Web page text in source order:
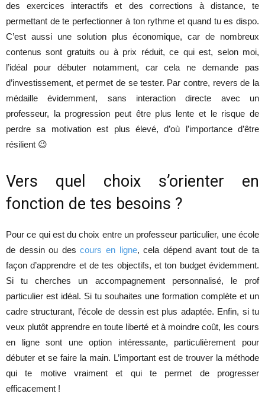
des exercices interactifs et des corrections à distance, te
permettant de te perfectionner à ton rythme et quand tu es dispo.
C’est aussi une solution plus économique, car de nombreux
contenus sont gratuits ou à prix réduit, ce qui est, selon moi,
l’idéal pour débuter notamment, car cela ne demande pas
d’investissement, et permet de se tester. Par contre, revers de la
médaille évidemment, sans interaction directe avec un
professeur, la progression peut être plus lente et le risque de
perdre sa motivation est plus élevé, d’où l’importance d’être
résilient 😉
Vers quel choix s’orienter en
fonction de tes besoins ?
Pour ce qui est du choix entre un professeur particulier, une école
de dessin ou descours en ligne, cela dépend avant tout de ta
façon d’apprendre et de tes objectifs, et ton budget évidemment.
Si tu cherches un accompagnement personnalisé, le prof
particulier est idéal. Si tu souhaites une formation complète et un
cadre structurant, l’école de dessin est plus adaptée. Enfin, si tu
veux plutôt apprendre en toute liberté et à moindre coût, les cours
en ligne sont une option intéressante, particulièrement pour
débuter et se faire la main. L’important est de trouver la méthode
qui te motive vraiment et qui te permet de progresser
efficacement !